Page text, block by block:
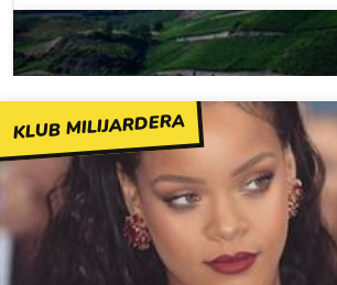
KLUB MILIJARDERA